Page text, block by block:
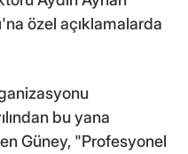
özel açıklamalarda
bu yana
Güney, "Profesyonel